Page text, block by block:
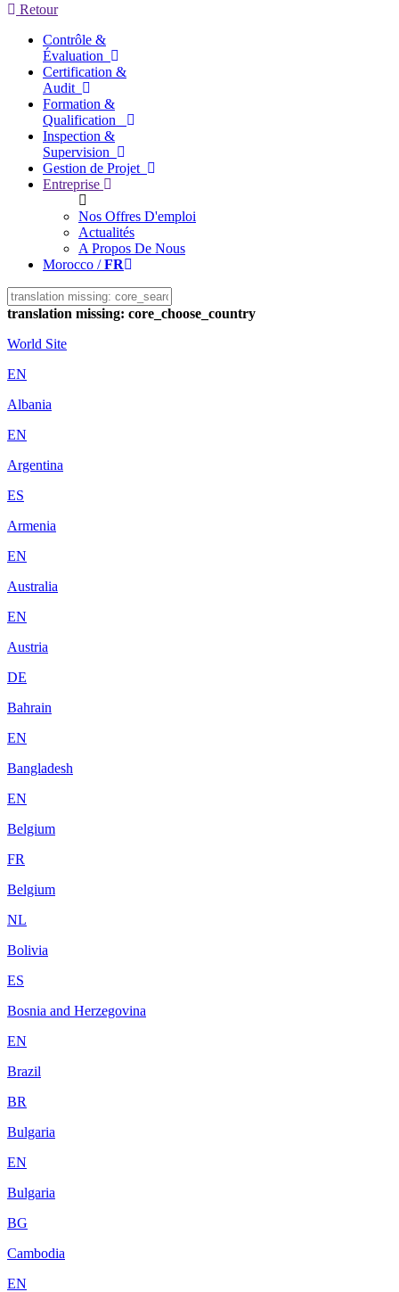
Retour
Contrôle &
Évaluation
Certification &
Audit
Formation &
Qualification
Inspection &
Supervision
Gestion de Projet
Entreprise
Nos Offres D'emploi
Actualités
A Propos De Nous
Morocco /FR
translation missing: core_choose_country
World Site
EN
Albania
EN
Argentina
ES
Armenia
EN
Australia
EN
Austria
DE
Bahrain
EN
Bangladesh
EN
Belgium
FR
Belgium
NL
Bolivia
ES
Bosnia and Herzegovina
EN
Brazil
BR
Bulgaria
EN
Bulgaria
BG
Cambodia
EN